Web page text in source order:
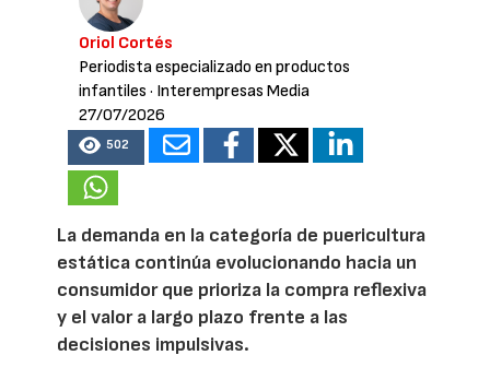
Oriol Cortés
Periodista especializado en productos
infantiles · Interempresas Media
27/07/2026
502
La demanda en la categoría de puericultura
estática continúa evolucionando hacia un
consumidor que prioriza la compra reflexiva
y el valor a largo plazo frente a las
decisiones impulsivas.